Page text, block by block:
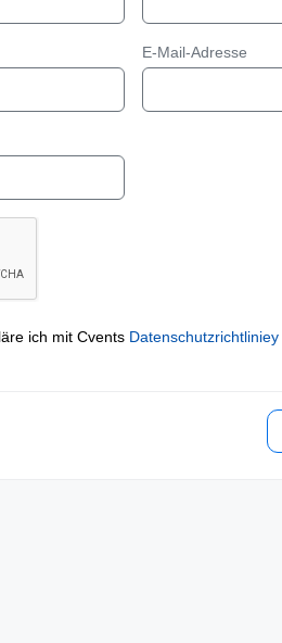
E-Mail-Adresse
ich mit Cvents Datenschutzrichtliniey